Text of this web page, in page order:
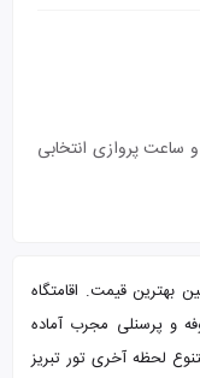
ساعت پروازی انتخابی
بهترین قیمت. اقامتگاه
بوفه و پرسنلی مجرب آماده
لحظه آخری تور تبریز